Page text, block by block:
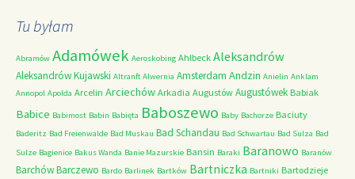
Tu byłam
Abramów Adamówek Aeroskobing Ahlbeck Aleksandrów
Aleksandrów Kujawski Altranft Alwernia Amsterdam Andzin Anielin Anklam
Annopol Apolda Arcelin Arciechów Arkadia Augustów Augustówek Babiak
Babice Babimost Babin Babięta Baboszewo Baby Bachorze Baciuty
Baderitz Bad Freienwalde Bad Muskau Bad Schandau Bad Schwartau Bad Sulza Bad
Sulze Bagienice Bakus Wanda Banie Mazurskie Bansin Baraki Baranowo Baranów
BarchówBarczewo Bardo Barlinek Bartków Bartniczka Bartniki Bartodzieje